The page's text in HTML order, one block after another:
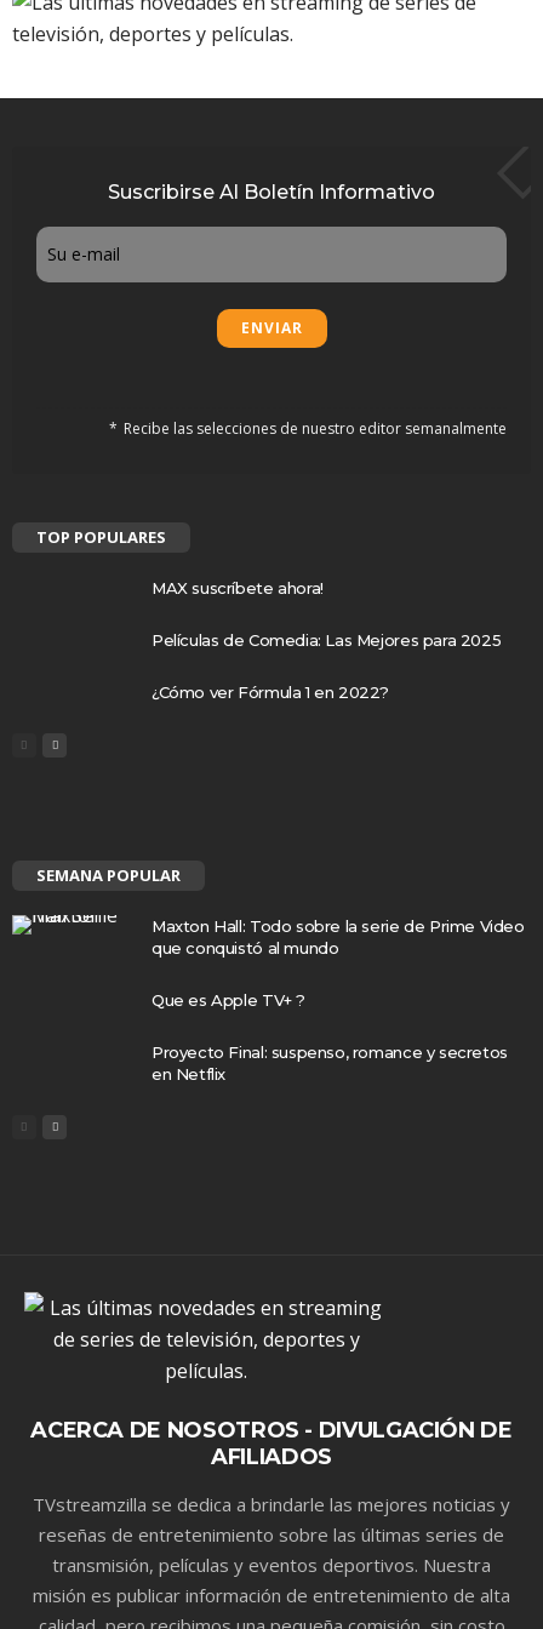
Suscribirse Al Boletín Informativo
Email
Recibe las selecciones de nuestro editor semanalmente
TOP POPULARES
MAX suscríbete ahora!
Películas de Comedia: Las Mejores para 2025
¿Cómo ver Fórmula 1 en 2022?
SEMANA POPULAR
Maxton Hall: Todo sobre la serie de Prime Video
que conquistó al mundo
Que es Apple TV+ ?
Proyecto Final: suspenso, romance y secretos
en Netflix
ACERCA DE NOSOTROS - DIVULGACIÓN DE
AFILIADOS
TVstreamzilla se dedica a brindarle las mejores noticias y
reseñas de entretenimiento sobre las últimas series de
transmisión, películas y eventos deportivos. Nuestra
misión es publicar información de entretenimiento de alta